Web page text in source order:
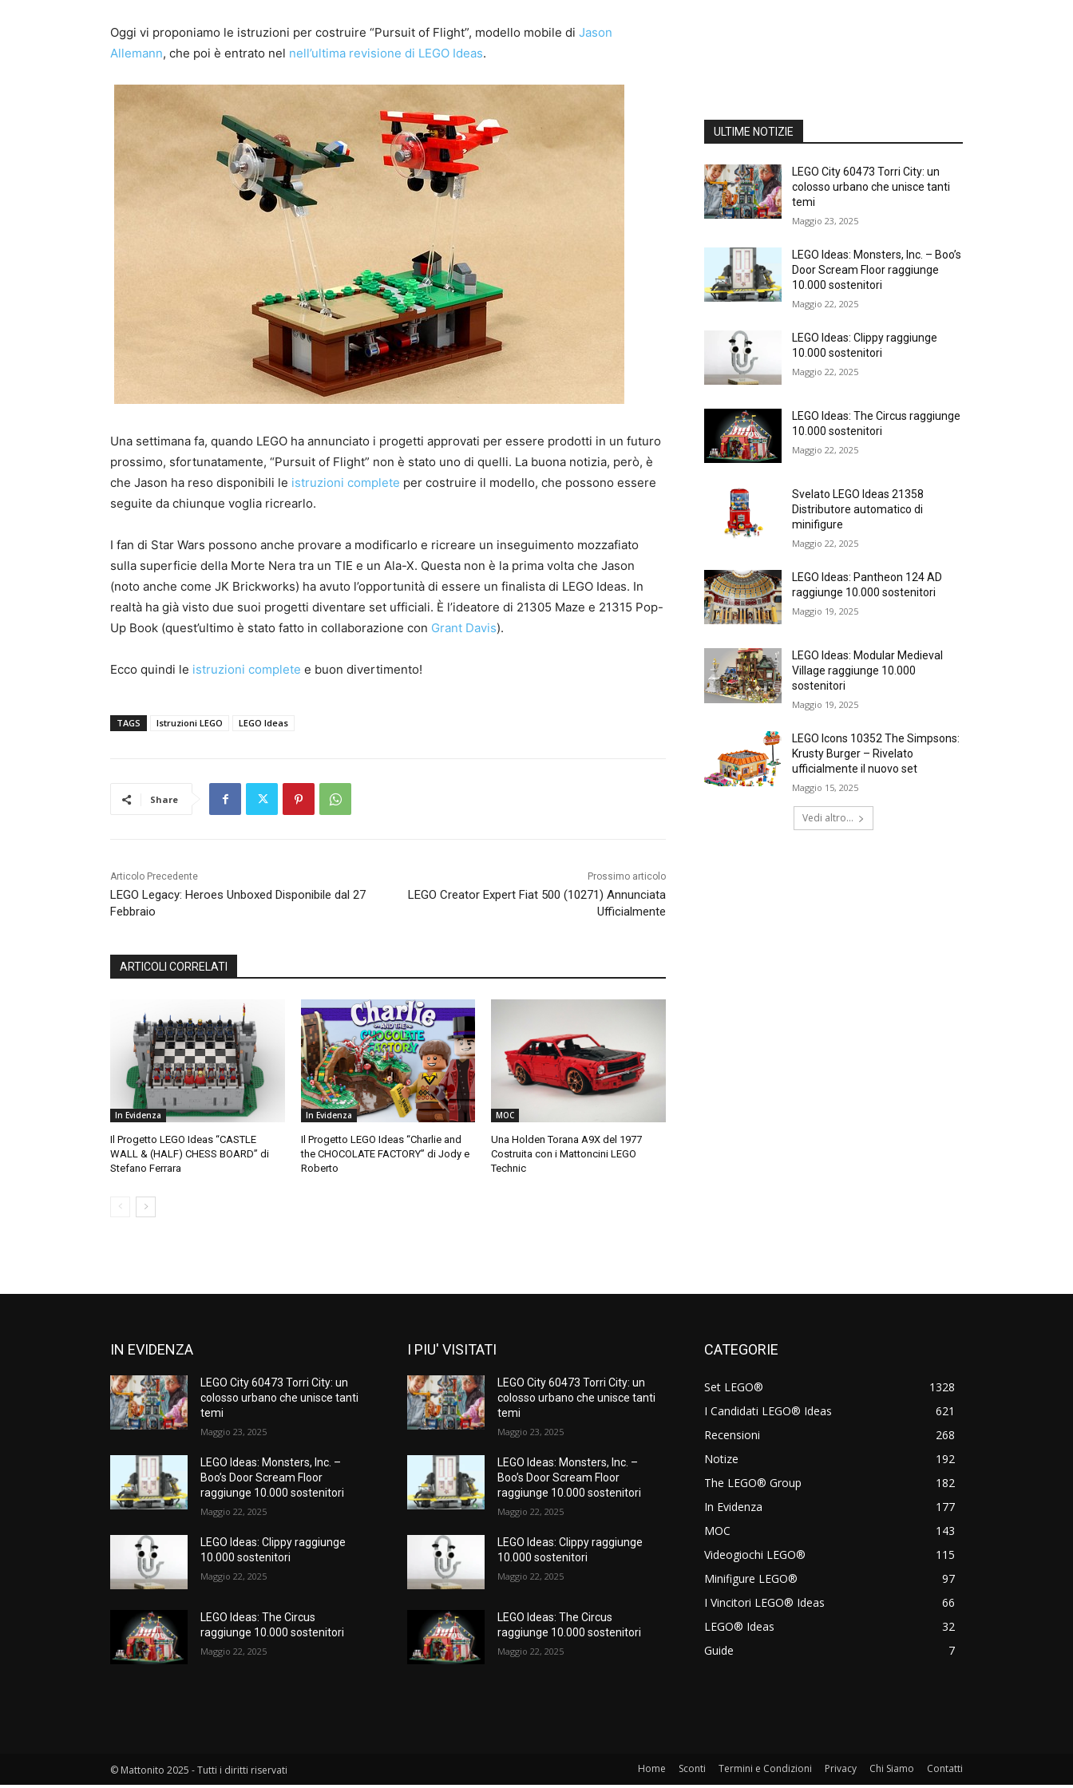
Oggi vi proponiamo le istruzioni per costruire “Pursuit of Flight”, modello mobile di Jason
Allemann, che poi è entrato nel nell’ultima revisione di LEGO Ideas.
Una settimana fa, quando LEGO ha annunciato i progetti approvati per essere prodotti in un futuro
prossimo, sfortunatamente, “Pursuit of Flight” non è stato uno di quelli. La buona notizia, però, è
che Jason ha reso disponibili le istruzioni complete per costruire il modello, che possono essere
seguite da chiunque voglia ricrearlo.
I fan di Star Wars possono anche provare a modificarlo e ricreare un inseguimento mozzafiato
sulla superficie della Morte Nera tra un TIE e un Ala-X. Questa non è la prima volta che Jason
(noto anche come JK Brickworks) ha avuto l’opportunità di essere un finalista di LEGO Ideas. In
realtà ha già visto due suoi progetti diventare set ufficiali. È l’ideatore di 21305 Maze e 21315 Pop-
Up Book (quest’ultimo è stato fatto in collaborazione con Grant Davis).
Ecco quindi le istruzioni complete e buon divertimento!
TAGS Istruzioni LEGO LEGO Ideas
Share
Articolo Precedente
LEGO Legacy: Heroes Unboxed Disponibile dal 27
Febbraio
Prossimo articolo
LEGO Creator Expert Fiat 500 (10271) Annunciata
Ufficialmente
ARTICOLI CORRELATI
In Evidenza
Il Progetto LEGO Ideas “CASTLE
WALL & (HALF) CHESS BOARD” di
Stefano Ferrara
In Evidenza
Il Progetto LEGO Ideas “Charlie and
the CHOCOLATE FACTORY” di Jody e
Roberto
MOC
Una Holden Torana A9X del 1977
Costruita con i Mattoncini LEGO
Technic
ULTIME NOTIZIE
LEGO City 60473 Torri City: un
colosso urbano che unisce tanti
temi
Maggio 23, 2025
LEGO Ideas: Monsters, Inc. – Boo’s
Door Scream Floor raggiunge
10.000 sostenitori
Maggio 22, 2025
LEGO Ideas: Clippy raggiunge
10.000 sostenitori
Maggio 22, 2025
LEGO Ideas: The Circus raggiunge
10.000 sostenitori
Maggio 22, 2025
Svelato LEGO Ideas 21358
Distributore automatico di
minifigure
Maggio 22, 2025
LEGO Ideas: Pantheon 124 AD
raggiunge 10.000 sostenitori
Maggio 19, 2025
LEGO Ideas: Modular Medieval
Village raggiunge 10.000
sostenitori
Maggio 19, 2025
LEGO Icons 10352 The Simpsons:
Krusty Burger – Rivelato
ufficialmente il nuovo set
Maggio 15, 2025
Vedi altro...
IN EVIDENZA
LEGO City 60473 Torri City: un
colosso urbano che unisce tanti
temi
Maggio 23, 2025
LEGO Ideas: Monsters, Inc. –
Boo’s Door Scream Floor
raggiunge 10.000 sostenitori
Maggio 22, 2025
LEGO Ideas: Clippy raggiunge
10.000 sostenitori
Maggio 22, 2025
LEGO Ideas: The Circus
raggiunge 10.000 sostenitori
Maggio 22, 2025
I PIU' VISITATI
LEGO City 60473 Torri City: un
colosso urbano che unisce tanti
temi
Maggio 23, 2025
LEGO Ideas: Monsters, Inc. –
Boo’s Door Scream Floor
raggiunge 10.000 sostenitori
Maggio 22, 2025
LEGO Ideas: Clippy raggiunge
10.000 sostenitori
Maggio 22, 2025
LEGO Ideas: The Circus
raggiunge 10.000 sostenitori
Maggio 22, 2025
CATEGORIE
Set LEGO®
1328
I Candidati LEGO® Ideas
621
Recensioni
268
Notize
192
The LEGO® Group
182
In Evidenza
177
MOC
143
Videogiochi LEGO®
115
Minifigure LEGO®
97
I Vincitori LEGO® Ideas
66
LEGO® Ideas
32
Guide
7
© Mattonito 2025 - Tutti i diritti riservati Home Sconti Termini e Condizioni Privacy Chi Siamo Contatti